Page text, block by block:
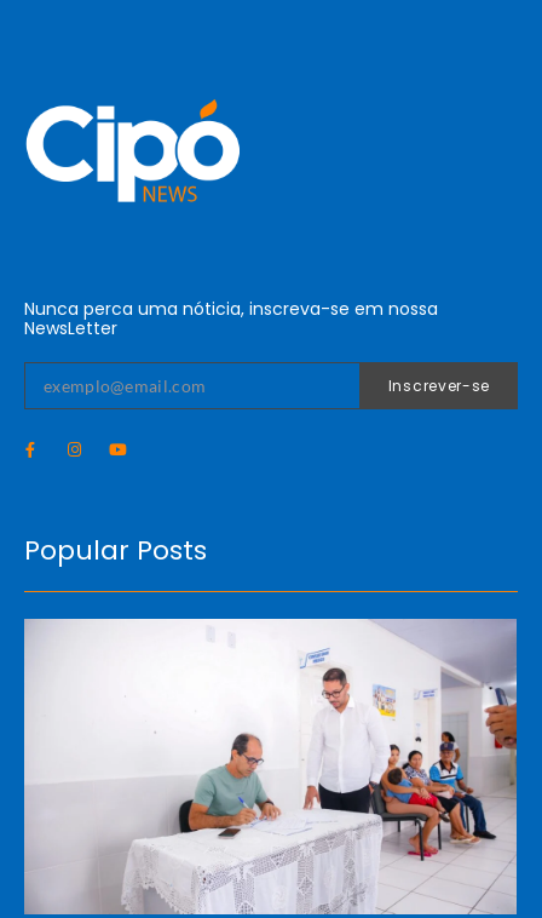
Nunca perca uma nóticia, inscreva-se em nossa
NewsLetter
Inscrever-se
Popular Posts